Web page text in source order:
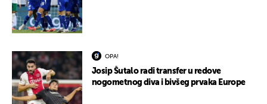
OPA!
Josip Šutalo radi transfer u redove
nogometnog diva i bivšeg prvaka Europe